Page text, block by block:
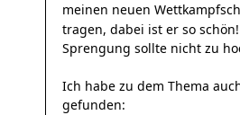
meinen neuen
tragen, dabei ist er so schön!
Sprengung sollte nicht zu
Ich habe zu dem Thema
gefunden: